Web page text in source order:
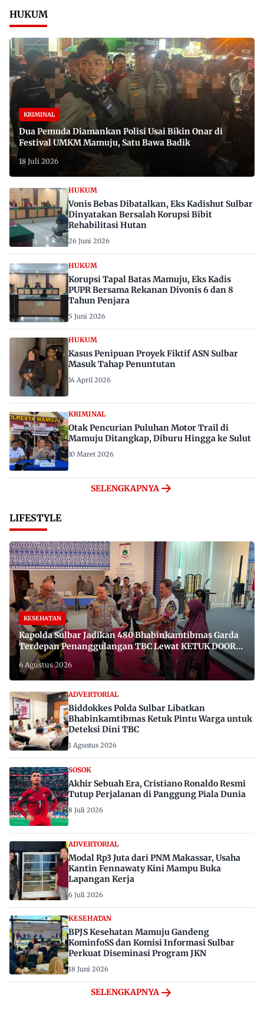
HUKUM
KRIMINAL
Dua Pemuda Diamankan Polisi Usai Bikin Onar di
Festival UMKM Mamuju, Satu Bawa Badik
18 Juli 2026
HUKUM
Vonis Bebas Dibatalkan, Eks Kadishut Sulbar
Dinyatakan Bersalah Korupsi Bibit
Rehabilitasi Hutan
26 Juni 2026
HUKUM
Korupsi Tapal Batas Mamuju, Eks Kadis
PUPR Bersama Rekanan Divonis 6 dan 8
Tahun Penjara
5 Juni 2026
HUKUM
Kasus Penipuan Proyek Fiktif ASN Sulbar
Masuk Tahap Penuntutan
14 April 2026
KRIMINAL
Otak Pencurian Puluhan Motor Trail di
Mamuju Ditangkap, Diburu Hingga ke Sulut
10 Maret 2026
SELENGKAPNYA
LIFESTYLE
KESEHATAN
Kapolda Sulbar Jadikan 480 Bhabinkamtibmas Garda
Terdepan Penanggulangan TBC Lewat KETUK DOORS
di 650 Desa
6 Agustus 2026
ADVERTORIAL
Biddokkes Polda Sulbar Libatkan
Bhabinkamtibmas Ketuk Pintu Warga untuk
Deteksi Dini TBC
1 Agustus 2026
SOSOK
Akhir Sebuah Era, Cristiano Ronaldo Resmi
Tutup Perjalanan di Panggung Piala Dunia
8 Juli 2026
ADVERTORIAL
Modal Rp3 Juta dari PNM Makassar, Usaha
Kantin Fennawaty Kini Mampu Buka
Lapangan Kerja
6 Juli 2026
KESEHATAN
BPJS Kesehatan Mamuju Gandeng
KominfoSS dan Komisi Informasi Sulbar
Perkuat Diseminasi Program JKN
18 Juni 2026
SELENGKAPNYA